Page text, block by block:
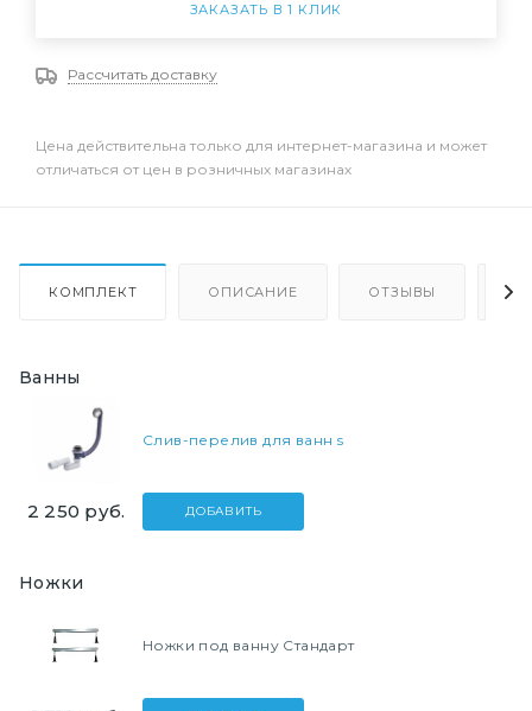
ЗАКАЗАТЬ В 1 КЛИК
Рассчитать доставку
Цена действительна только для интернет-магазина и может
отличаться от цен в розничных магазинах
КОМПЛЕКТ ОПИСАНИЕ ОТЗЫВЫ
Ванны
Слив-перелив для ванн s
2 250 руб. ДОБАВИТЬ
Ножки
Ножки под ванну Стандарт